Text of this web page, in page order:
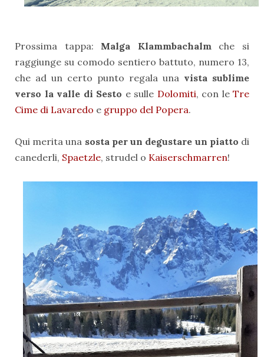
Prossima tappa: Malga Klammbachalm che si
raggiunge su comodo sentiero battuto, numero 13,
che ad un certo punto regala una vista sublime
verso la valle di Sesto e sulle Dolomiti, con le Tre
Cime di Lavaredo e gruppo del Popera.
Qui merita una sosta per un degustare un piatto di
canederli, Spaetzle, strudel o Kaiserschmarren!